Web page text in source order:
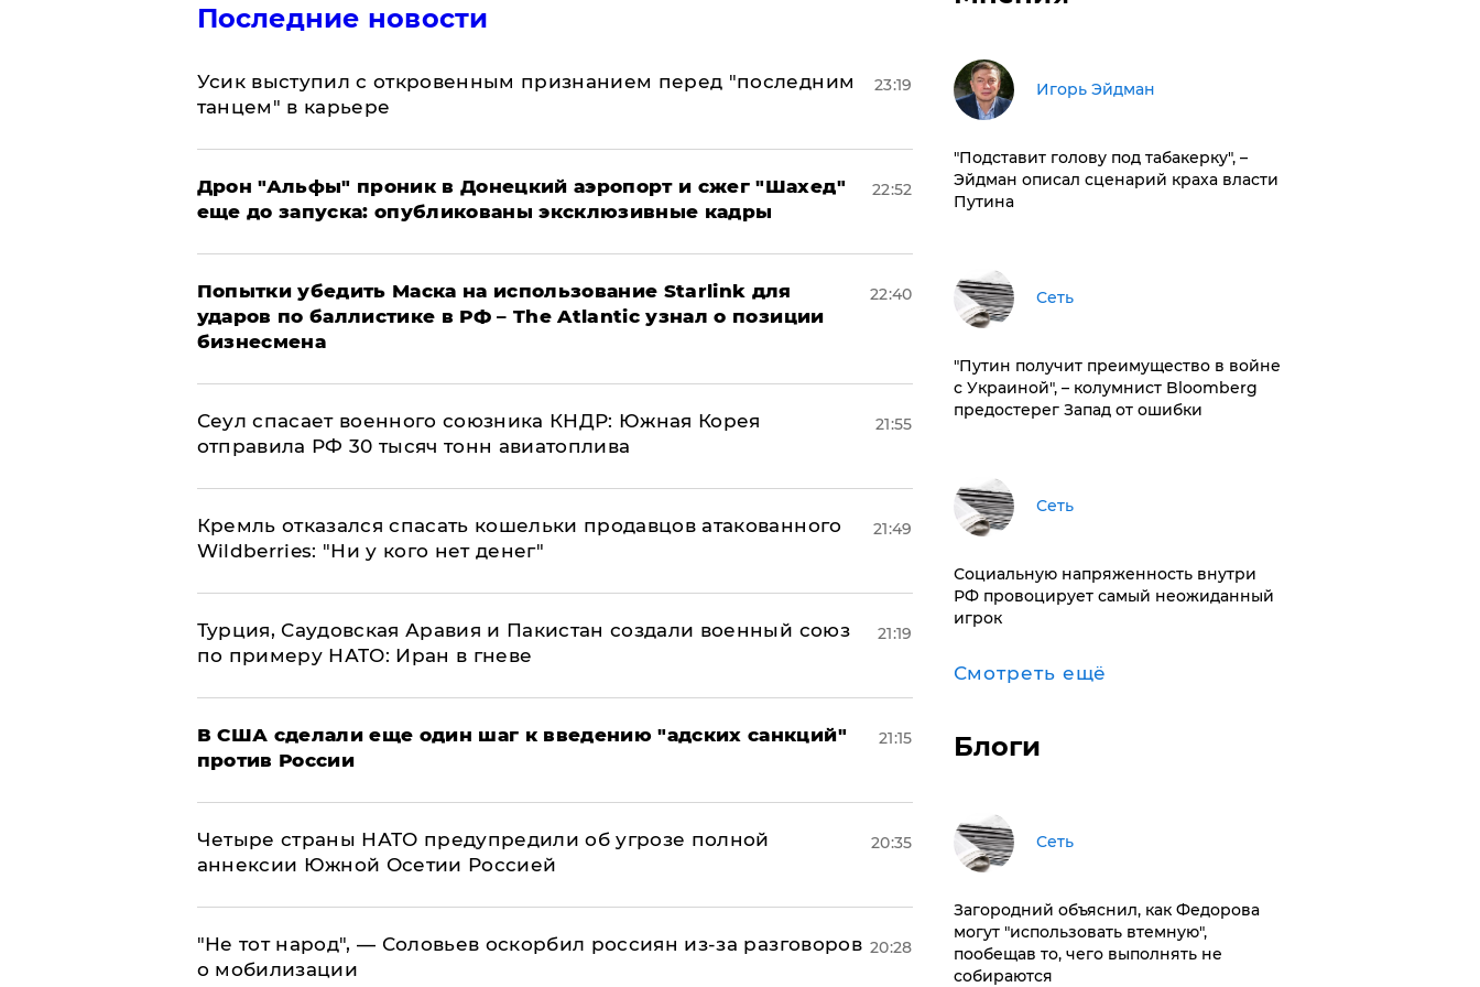
Последние новости
Усик выступил с откровенным признанием перед "последним
танцем" в карьере
23:19
Дрон "Альфы" проник в Донецкий аэропорт и сжег "Шахед"
еще до запуска: опубликованы эксклюзивные кадры
22:52
Попытки убедить Маска на использование Starlink для
ударов по баллистике в РФ – The Atlantic узнал о позиции
бизнесмена
22:40
​Сеул спасает военного союзника КНДР: Южная Корея
отправила РФ 30 тысяч тонн авиатоплива
21:55
Кремль отказался спасать кошельки продавцов атакованного
Wildberries: "Ни у кого нет денег"
21:49
Турция, Саудовская Аравия и Пакистан создали военный союз
по примеру НАТО: Иран в гневе
21:19
В США сделали еще один шаг к введению "адских санкций"
против России
21:15
Четыре страны НАТО предупредили об угрозе полной
аннексии Южной Осетии Россией
20:35
​"Не тот народ", — Соловьев оскорбил россиян из-за разговоров
о мобилизации
20:28
Игорь Эйдман
​"Подставит голову под табакерку", –
Эйдман описал сценарий краха власти
Путина
Сеть
"Путин получит преимущество в войне
с Украиной", – колумнист Bloomberg
предостерег Запад от ошибки
Сеть
Социальную напряженность внутри
РФ провоцирует самый неожиданный
игрок
Смотреть ещё
Блоги
Сеть
Загородний объяснил, как Федорова
могут "использовать втемную",
пообещав то, чего выполнять не
собираются